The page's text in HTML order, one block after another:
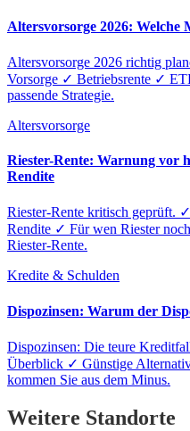
Altersvorsorge 2026: Welche
Altersvorsorge 2026 richtig
Vorsorge ✓ Betriebsrente ✓
passende Strategie.
Altersvorsorge
Riester-Rente: Warnung vor
Rendite
Riester-Rente kritisch geprüft.
Rendite ✓ Für wen Riester
Riester-Rente.
Kredite & Schulden
Dispozinsen: Warum der
Dispozinsen: Die teure
Überblick ✓ Günstige
kommen Sie aus dem Minus.
Weitere Standorte